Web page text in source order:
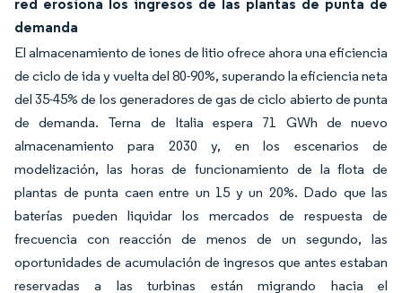
red erosiona los ingresos de las plantas de punta de
demanda
El almacenamiento de iones de litio ofrece ahora una eficiencia
de ciclo de ida y vuelta del 80-90%, superando la eficiencia neta
del 35-45% de los generadores de gas de ciclo abierto de punta
de demanda. Terna de Italia espera 71 GWh de nuevo
almacenamiento para 2030 y, en los escenarios de
modelización, las horas de funcionamiento de la flota de
plantas de punta caen entre un 15 y un 20%. Dado que las
baterías pueden liquidar los mercados de respuesta de
frecuencia con reacción de menos de un segundo, las
oportunidades de acumulación de ingresos que antes estaban
reservadas a las turbinas están migrando hacia el